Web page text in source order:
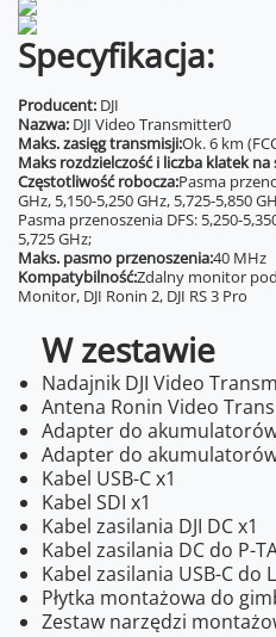
Specyfikacja:
Producent: DJI
Nazwa: DJI Video Transmitter0
Maks. zasięg transmisji:Ok. 6 km
Maks rozdzielczość i liczba klatek na
Częstotliwość robocza:Pasma
GHz, 5,150-5,250 GHz, 5,725-5,850
Pasma przenoszenia DFS: 5,250-
5,725 GHz;
Maks. pasmo przenoszenia:40 MHz
Kompatybilność:Zdalny monitor
Monitor, DJI Ronin 2, DJI RS 3 Pro
W zestawie
Nadajnik DJI Video
Antena Ronin Video
Adapter do akumulatorów
Adapter do akumulatorów
Kabel USB-C x1
Kabel SDI x1
Kabel zasilania DJI DC x1
Kabel zasilania DC do P-
Kabel zasilania USB-C do
Płytka montażowa do
Zestaw narzędzi